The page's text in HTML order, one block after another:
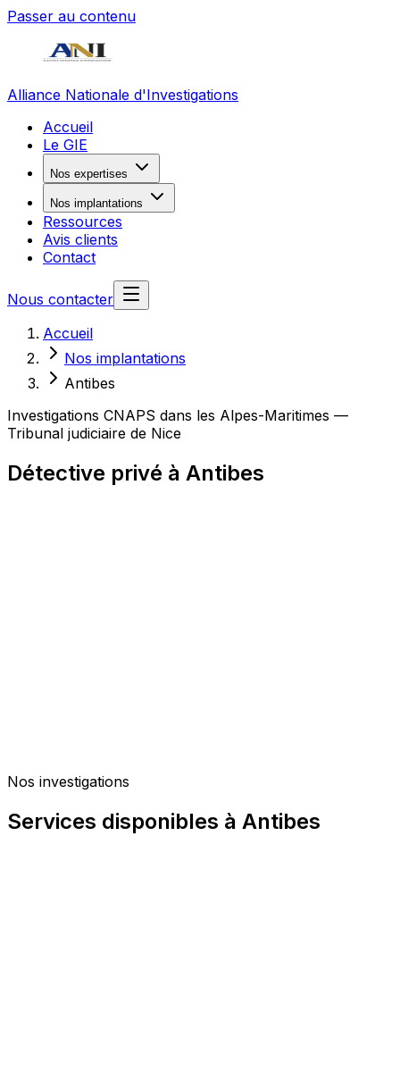
Passer au contenu
Alliance Nationale d'Investigations
Accueil
Le GIE
Nos expertises
Nos implantations
Ressources
Avis clients
Contact
Nous contacter
Accueil
Nos implantations
Antibes
Investigations CNAPS dans les Alpes-Maritimes —
Tribunal judiciaire de Nice
Détective privé à Antibes
Nos investigations
Services disponibles à Antibes